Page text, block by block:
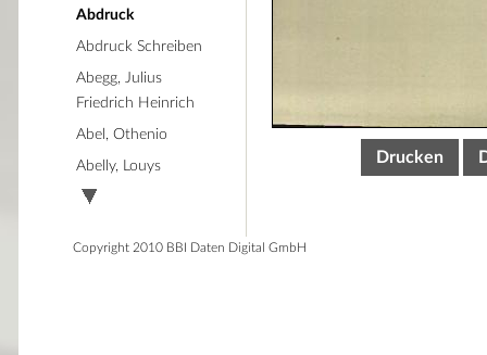
Drucken
Abdruck
Abdruck Schreiben
Abegg, Julius
Friedrich Heinrich
Abel, Othenio
Abelly, Louys
Copyright 2010 BBI Daten Digital GmbH